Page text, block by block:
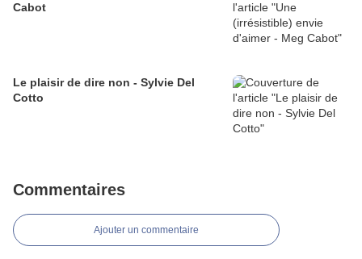
Cabot
Le plaisir de dire non - Sylvie Del
Cotto
Commentaires
Ajouter un commentaire